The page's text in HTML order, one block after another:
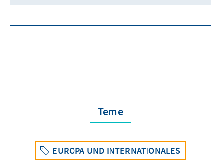
Teme
EUROPA UND INTERNATIONALES